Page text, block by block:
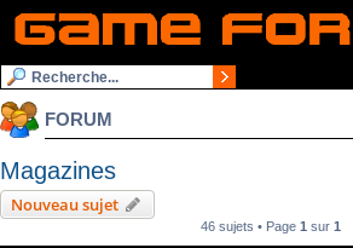
FORUM
Magazines
Nouveau sujet
46 sujets • Page 1 sur 1